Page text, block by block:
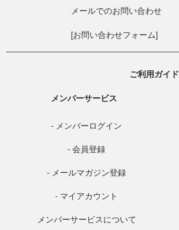
メールでのお問い合わせ
[お問い合わせフォーム]
ご利用ガイド
メンバーサービス
メンバーログイン
会員登録
メールマガジン登録
マイアカウント
メンバーサービスについて